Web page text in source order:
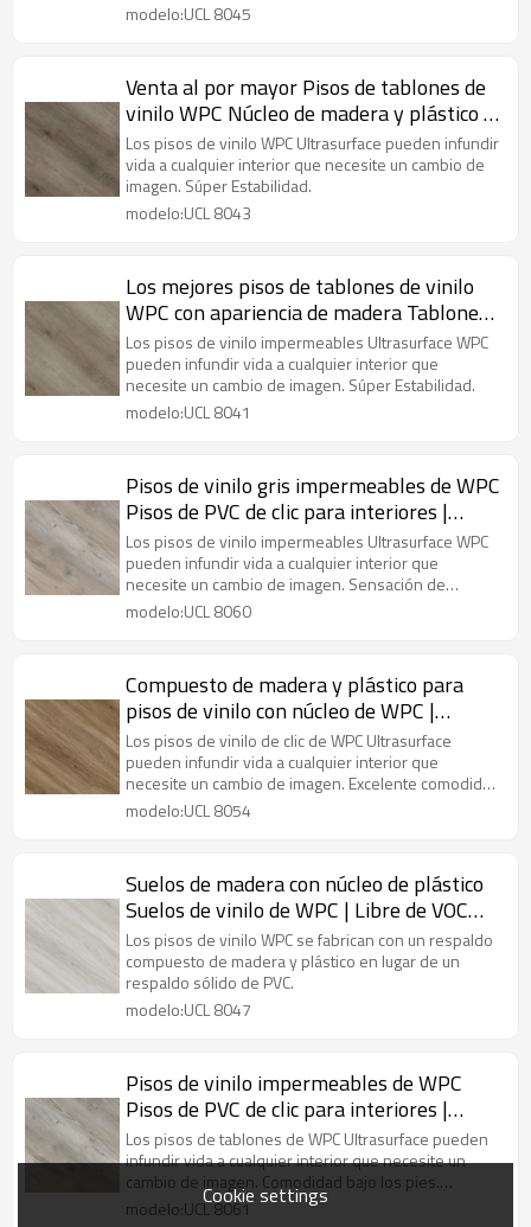
modelo:UCL 8045
Venta al por mayor Pisos de tablones de
vinilo WPC Núcleo de madera y plástico |
Fabricante de pisos de PVC | Duradero
Impermeable Respetuoso con el medio
ambiente Comodidad UCL 8043
Los pisos de vinilo WPC Ultrasurface pueden infundir
vida a cualquier interior que necesite un cambio de
imagen. Súper Estabilidad.
modelo:UCL 8043
Los mejores pisos de tablones de vinilo
WPC con apariencia de madera Tablones
de vinilo de lujo en casas de gama alta |
Resistente a la decoloración Resistente a
las manchas Reciclable UCL 8041
Los pisos de vinilo impermeables Ultrasurface WPC
pueden infundir vida a cualquier interior que
necesite un cambio de imagen. Súper Estabilidad.
modelo:UCL 8041
Pisos de vinilo gris impermeables de WPC
Pisos de PVC de clic para interiores |
Núcleo de plástico de madera que
absorbe el sonido UCL 8060
Los pisos de vinilo impermeables Ultrasurface WPC
pueden infundir vida a cualquier interior que
necesite un cambio de imagen. Sensación de
comodidad bajo los pies.
modelo:UCL 8060
Compuesto de madera y plástico para
pisos de vinilo con núcleo de WPC |
Fabricante de pisos Pisos de tablones de
PVC al por mayor | Impermeable para
niños
Los pisos de vinilo de clic de WPC Ultrasurface
pueden infundir vida a cualquier interior que
necesite un cambio de imagen. Excelente comodidad
para los pies
modelo:UCL 8054
Suelos de madera con núcleo de plástico
Suelos de vinilo de WPC | Libre de VOC
Reciclable Residencial Comercial 100
Impermeable
Los pisos de vinilo WPC se fabrican con un respaldo
compuesto de madera y plástico en lugar de un
respaldo sólido de PVC.
modelo:UCL 8047
Pisos de vinilo impermeables de WPC
Pisos de PVC de clic para interiores |
Diseño innovador Estilo sensible No
Heavy Metal Easy DIY Install UCL 8061
Los pisos de tablones de WPC Ultrasurface pueden
infundir vida a cualquier interior que necesite un
cambio de imagen. Comodidad bajo los pies.
Resistente a las manchas.
modelo:UCL 8061Cookie settings